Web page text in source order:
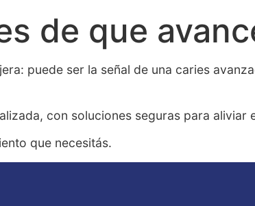
de que
puede ser la señal de una caries
con soluciones seguras para
que necesitás.